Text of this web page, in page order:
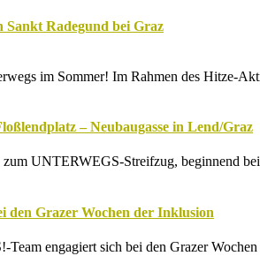
Sankt Radegund bei Graz
im Sommer! Im Rahmen des Hitze-
– Neubaugasse in Lend/Graz
zum UNTERWEGS-Streifzug, beginnend
den Grazer Wochen der Inklusion
Team engagiert sich bei den Grazer